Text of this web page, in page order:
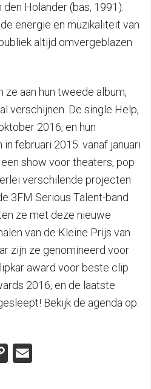
Holander (bas, 1991).
energie en muzikaliteit van
altijd omvergeblazen
aan hun tweede album,
verschijnen. De single Help,
2016, en hun
februari 2015. vanaf januari
show voor theaters, pop
verschilende projecten
3FM Serious Talent-band
ze met deze nieuwe
van de Kleine Prijs van
zijn ze genomineerd voor
award voor beste clip
2016, en de laatste
Bekijk de agenda op:
Copy